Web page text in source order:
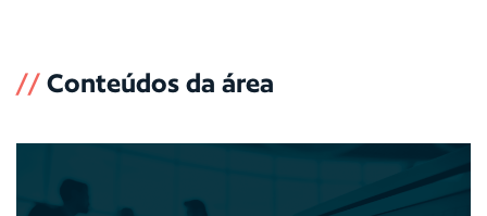
// Conteúdos da área